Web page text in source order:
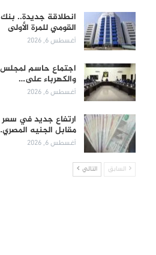
انطلاقة جديدة..
القومي للمرة الأولى
أغسطس 6, 2026
اجتماع حاسم لمجلس
والكهرباء على…
أغسطس 6, 2026
ارتفاع جديد في
مقابل الجنيه
أغسطس 6, 2026
السابق التالي